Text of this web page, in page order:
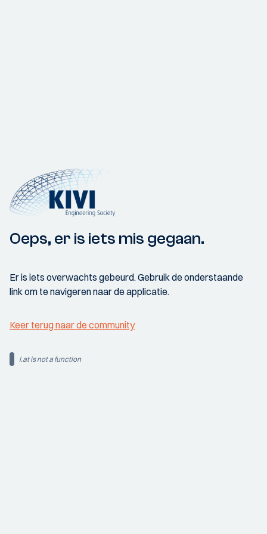
Oeps, er is iets mis gegaan.
Er is iets overwachts gebeurd. Gebruik de onderstaande
link om te navigeren naar de applicatie.
Keer terug naar de community
i.at is not a function